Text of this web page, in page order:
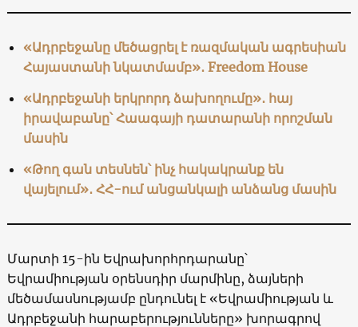
«Ադրբեջանը մեծացրել է ռազմական ագրեսիան
Հայաստանի նկատմամբ»․ Freedom House
«Ադրբեջանի երկրորդ ձախողումը»․ հայ
իրավաբանը՝ Հաագայի դատարանի որոշման
մասին
«Թող գան տեսնեն՝ ինչ հակակրանք են
վայելում»․ ՀՀ-ում անցանկալի անձանց մասին
Մարտի 15-ին Եվրախորհրդարանը՝
Եվրամիության օրենսդիր մարմինը, ձայների
մեծամասնությամբ ընդունել է «Եվրամիության և
Ադրբեջանի հարաբերությունները» խորագրով